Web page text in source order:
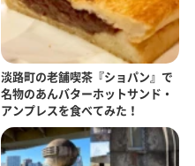
淡路町の老舗喫茶『ショパン』で
名物のあんバターホットサンド・
アンプレスを食べてみた！